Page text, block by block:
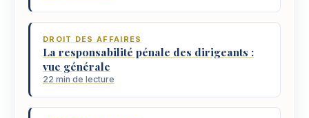
DROIT DES AFFAIRES
La responsabilité pénale des dirigeants :
vue générale
22 min de lecture